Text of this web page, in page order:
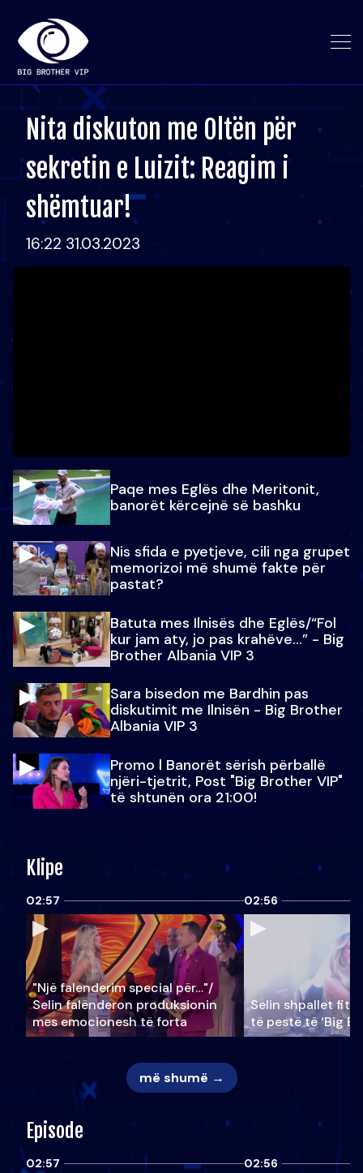
Nita diskuton me Oltën për
sekretin e Luizit: Reagim i
shëmtuar!
16:22 31.03.2023
Paqe mes Eglës dhe Meritonit,
banorët kërcejnë së bashku
Nis sfida e pyetjeve, cili nga grupet
memorizoi më shumë fakte për
pastat?
Batuta mes Ilnisës dhe Eglës/“Fol
kur jam aty, jo pas krahëve…” - Big
Brother Albania VIP 3
Sara bisedon me Bardhin pas
diskutimit me Ilnisën - Big Brother
Albania VIP 3
Promo l Banorët sërish përballë
njëri-tjetrit, Post "Big Brother VIP"
të shtunën ora 21:00!
Klipe
02:57
"Një falenderim special për…"/
Selin falënderon produksionin
mes emocionesh të forta
02:56
Selin shpallet
të pestë të ‘Big
më shumë →
Episode
02:57 02:56